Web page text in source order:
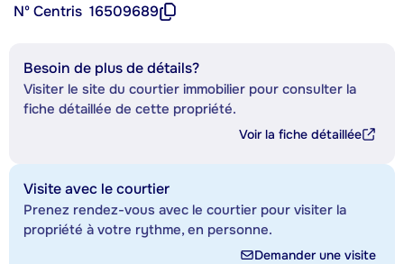
Nº Centris 16509689
Besoin de plus de détails?
Visiter le site du courtier immobilier pour consulter la
fiche détaillée de cette propriété.
Voir la fiche détaillée
Visite avec le courtier
Prenez rendez-vous avec le courtier pour visiter la
propriété à votre rythme, en personne.
Demander une visite